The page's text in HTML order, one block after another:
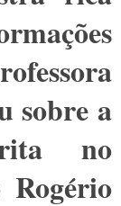
sobre a
no